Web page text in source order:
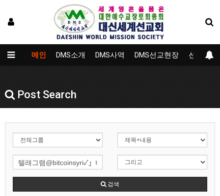
메인 DMS소개 DMS사역 DMS선교현장 선교대학
Post Search
검색